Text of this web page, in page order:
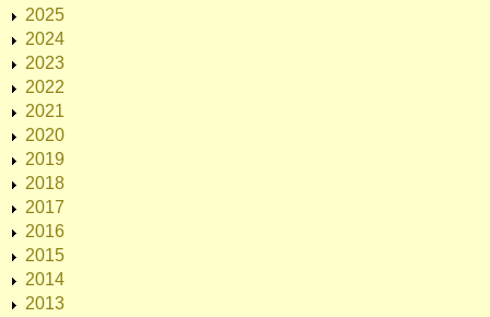
2025
2024
2023
2022
2021
2020
2019
2018
2017
2016
2015
2014
2013